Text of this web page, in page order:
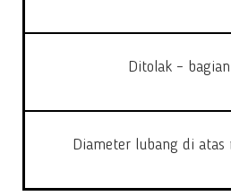
Ditolak –
Diameter lubang di